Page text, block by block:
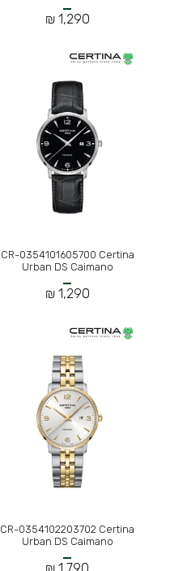
1,290 ₪
CR-0354101605700 Certina
Urban DS Caimano
1,290 ₪
CR-0354102203702 Certina
Urban DS Caimano